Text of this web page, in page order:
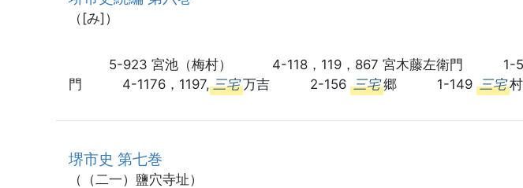
（[み]）
5-923 宮池（梅村） 4-118，119，867 宮木藤左衛門 1-
門 4-1176，1197, 三宅 万吉 2-156 三宅 郷 1-149 三宅
堺市史 第七巻
（（二一）鹽穴寺址）